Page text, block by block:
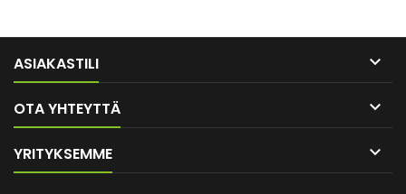
ASIAKASTILI 
OTA YHTEYTTÄ 
YRITYKSEMME 